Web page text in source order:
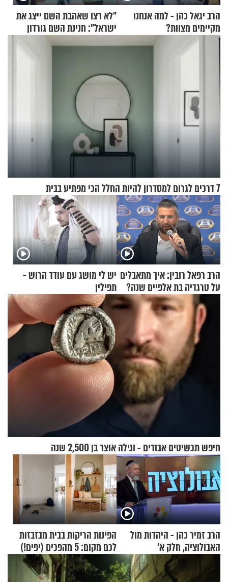
הרב יגאל כהן - למה אנחנו
מקיימים מצוות?
"לא רצו שאהבת השם ייצג את
ישראל": חנינת השם גורדון
בריאיון מעורר השראה
7 דרכים לגרום למסדרון להיות החלל הכי מפתיע בבית
הרב רפאל רובין: איך מתאבלים
על טרגדיה בת אלפיים שנה?
יש לי מושג עם עודד הרוש -
תפילין
חיפש תכשיטים אבודים - וגילה אוצר בן 2,500 שנה
הרב זמיר כהן - היהדות מול
האבולוציה, חלק א’
הפינות הריקות בבית מבזבזות
לכם מקום: 5 מהפכים (יפים!)
שאפשר לעשות כבר היום